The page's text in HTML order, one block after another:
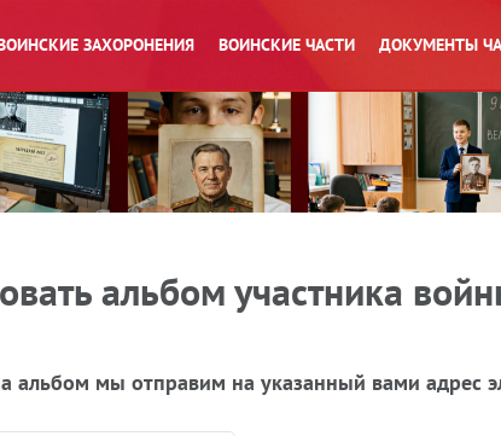
ЗАХОРОНЕНИЯ ВОИНСКИЕ ЧАСТИ ДОКУМЕНТЫ
альбом участника
альбом мы отправим на указанный вами адрес